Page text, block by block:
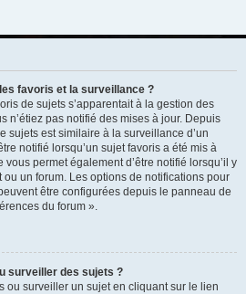
favoris et la surveillance ?
de sujets s’apparentait à la gestion des
n’étiez pas notifié des mises à jour. Depuis
sujets est similaire à la surveillance d’un
notifié lorsqu’un sujet favoris a été mis à
permet également d’être notifié lorsqu’il y
un forum. Les options de notifications pour
être configurées depuis le panneau de
du forum ».
surveiller des sujets ?
ou surveiller un sujet en cliquant sur le lien